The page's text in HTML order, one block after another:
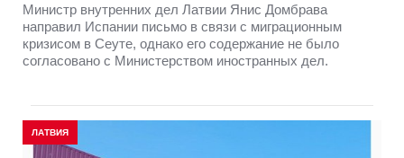
Министр внутренних дел Латвии Янис Домбрава
направил Испании письмо в связи с миграционным
кризисом в Сеуте, однако его содержание не было
согласовано с Министерством иностранных дел.
ЛАТВИЯ